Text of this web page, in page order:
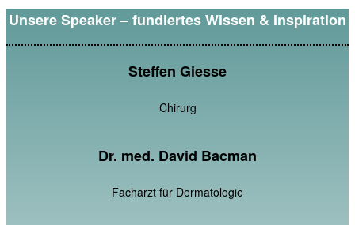
Unsere Speaker – fundiertes Wissen & Inspiration
Steffen Giesse
Chirurg
Dr. med. David Bacman
Facharzt für Dermatologie